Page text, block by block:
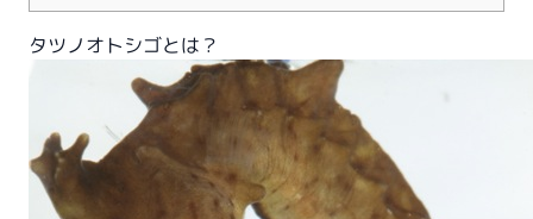
タツノオトシゴとは？